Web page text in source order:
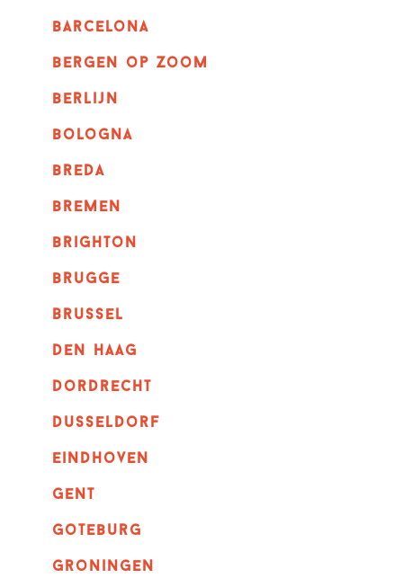
barcelona
bergen op zoom
berlijn
bologna
breda
bremen
brighton
brugge
Brussel
Den haag
dordrecht
dusseldorf
eindhoven
GENT
goteburg
groningen